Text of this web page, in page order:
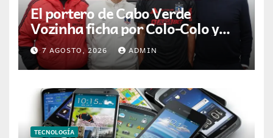
El portero de Cabo Verde
Vozinha ficha por Colo-Colo y
JETOUR respalda su nueva
etapa
7 AGOSTO, 2026 ADMIN
TECNOLOGÍA